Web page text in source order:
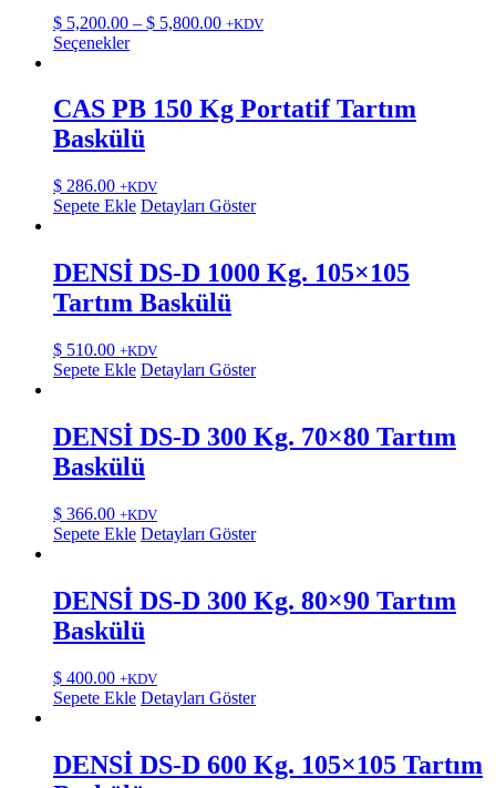
$ 5,200.00 – $ 5,800.00Fiyat
$ 5,800.00
+KDV
SeçeneklerBu
fazla
varyasyonu
var.
ürün
sayfasından
seçilebilir
CAS PB 150 Kg Portatif Tartım
Baskülü
$ 286.00 +KDV
Sepete Ekle Detayları Göster
DENSİ DS-D 1000 Kg. 105×105
Tartım Baskülü
$ 510.00 +KDV
Sepete Ekle Detayları Göster
DENSİ DS-D 300 Kg. 70×80 Tartım
Baskülü
$ 366.00 +KDV
Sepete Ekle Detayları Göster
DENSİ DS-D 300 Kg. 80×90 Tartım
Baskülü
$ 400.00 +KDV
Sepete Ekle Detayları Göster
DENSİ DS-D 600 Kg. 105×105 Tartım